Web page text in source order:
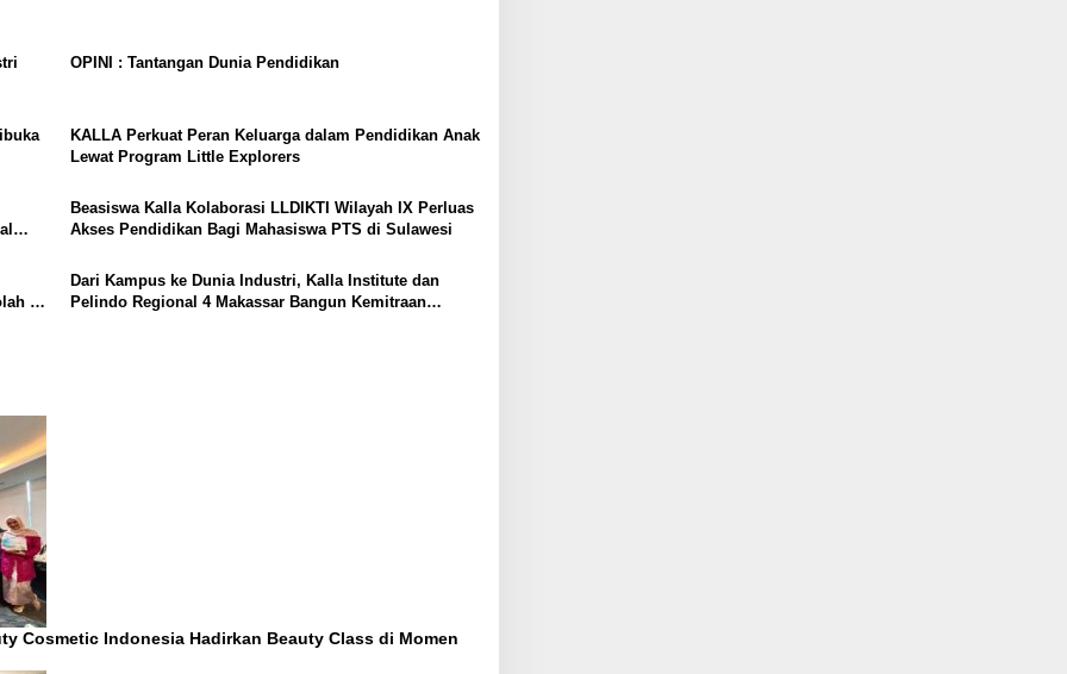
OPINI : Tantangan Dunia Pendidikan
KALLA Perkuat Peran Keluarga dalam Pendidikan Anak
Lewat Program Little Explorers
Beasiswa Kalla Kolaborasi LLDIKTI Wilayah IX Perluas
Akses Pendidikan Bagi Mahasiswa PTS di Sulawesi
3T
Dari Kampus ke Dunia Industri, Kalla Institute dan
Pelindo Regional 4 Makassar Bangun Kemitraan
Cosmetic Indonesia Hadirkan Beauty Class di Momen